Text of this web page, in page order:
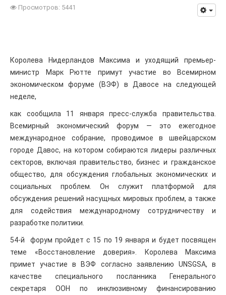
Просмотров: 5441
Королева Нидерландов Максима и уходящий премьер-
министр Марк Рютте примут участие во Всемирном
экономическом форуме (ВЭФ) в Давосе на следующей
неделе,
как сообщила 11 января пресс-служба правительства.
Всемирный экономический форум — это ежегодное
международное собрание, проводимое в швейцарском
городе Давос, на котором собираются лидеры различных
секторов, включая правительство, бизнес и гражданское
общество, для обсуждения глобальных экономических и
социальных проблем. Он служит платформой для
обсуждения решений насущных мировых проблем, а также
для содействия международному сотрудничеству и
разработке политики.
54-й форум пройдет с 15 по 19 января и будет посвящен
теме «Восстановление доверия». Королева Максима
примет участие в ВЭФ согласно заявлению UNSGSA, в
качестве специального посланника Генерального
секретаря ООН по инклюзивному финансированию